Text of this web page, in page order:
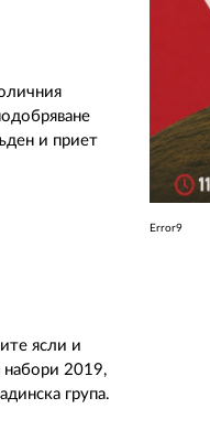
и приет
ясли и
набори 2019,
група.
Error9